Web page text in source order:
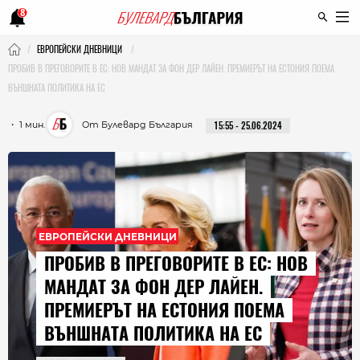
8
ЕВРОПЕЙСКИ ДНЕВНИЦИ
ПРОБИВ В ПРЕГОВОРИТЕ В ЕС: НОВ МАНДАТ ЗА ФОН ДЕР ЛАЙЕН. ПРЕМИЕРЪТ НА ЕСТОНИЯ ПОЕМА
ВЪНШНАТА ПОЛИТИКА НА ЕС
・ 1 мин. От Булевард България 15:55 - 25.06.2024
ЕВРОПЕЙСКИ ДНЕВНИЦИ
ПРОБИВ В ПРЕГОВОРИТЕ В ЕС: НОВ
МАНДАТ ЗА ФОН ДЕР ЛАЙЕН.
ПРЕМИЕРЪТ НА ЕСТОНИЯ ПОЕМА
ВЪНШНАТА ПОЛИТИКА НА ЕС